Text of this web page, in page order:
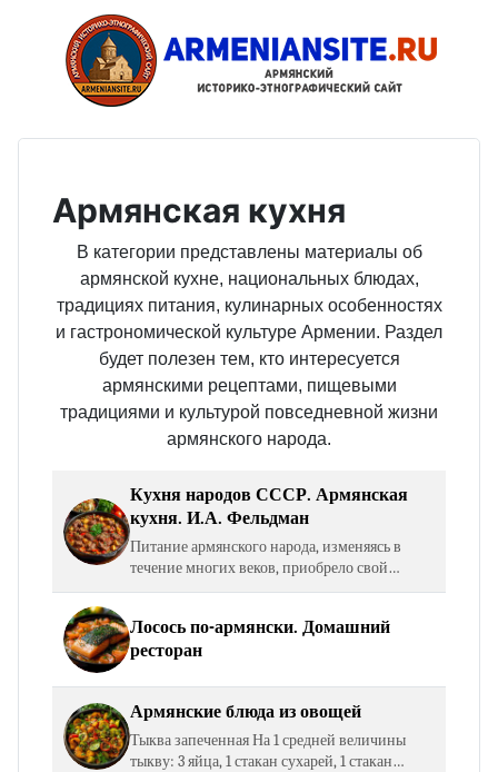
Армянская кухня
В категории представлены материалы об
армянской кухне, национальных блюдах,
традициях питания, кулинарных особенностях
и гастрономической культуре Армении. Раздел
будет полезен тем, кто интересуется
армянскими рецептами, пищевыми
традициями и культурой повседневной жизни
армянского народа.
Кухня народов СССР. Армянская
кухня. И.А. Фельдман
Питание армянского народа, изменяясь в
течение многих веков, приобрело свой
национальный самобытный колорит. Одним
является хлеб лаваш,…
Лосось по-армянски. Домашний
ресторан
Армянские блюда из овощей
Тыква запеченная На 1 средней величины
тыкву: 3 яйца, 1 стакан сухарей, 1 стакан